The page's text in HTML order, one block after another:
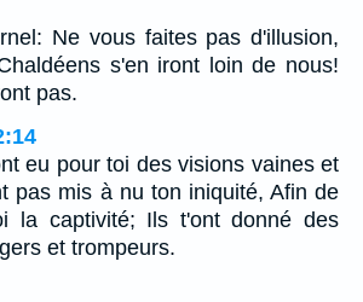
Ne vous faites pas d'illusion,
s'en iront loin de nous!
pas.
eu pour toi des visions vaines et
pas mis à nu ton iniquité, Afin de
la captivité; Ils t'ont donné des
et trompeurs.